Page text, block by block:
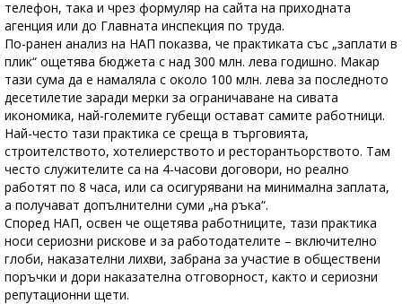
телефон, така и чрез формуляр на сайта на приходната
агенция или до Главната инспекция по труда.
По-ранен анализ на НАП показва, че практиката със „заплати в
плик“ ощетява бюджета с над 300 млн. лева годишно. Макар
тази сума да е намаляла с около 100 млн. лева за последното
десетилетие заради мерки за ограничаване на сивата
икономика, най-големите губещи остават самите работници.
Най-често тази практика се среща в търговията,
строителството, хотелиерството и ресторантьорството. Там
често служителите са на 4-часови договори, но реално
работят по 8 часа, или са осигурявани на минимална заплата,
а получават допълнителни суми „на ръка“.
Според НАП, освен че ощетява работниците, тази практика
носи сериозни рискове и за работодателите – включително
глоби, наказателни лихви, забрана за участие в обществени
поръчки и дори наказателна отговорност, както и сериозни
репутационни щети.